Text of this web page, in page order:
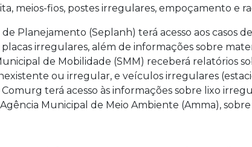
meios-fios, postes irregulares, empoçamento e
Planejamento (Seplanh) terá acesso aos casos
irregulares, além de informações sobre
de Mobilidade (SMM) receberá relatórios
ou irregular, e veículos irregulares
terá acesso às informações sobre lixo
Municipal de Meio Ambiente (Amma), sobre